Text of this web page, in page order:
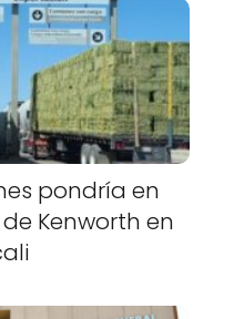
pondría en
Kenworth en